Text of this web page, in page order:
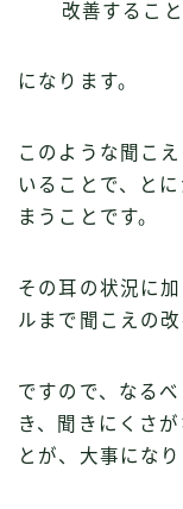
改善すること
になります。
このような聞こ
いることで、と
まうことです。
その耳の状況に
ルまで聞こえの
ですので、なる
き、聞きにくさ
とが、大事になり